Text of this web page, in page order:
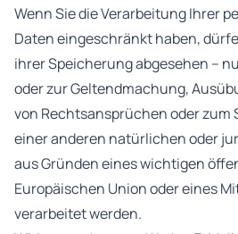
Wenn Sie die Verarbeitung Ihrer
Daten eingeschränkt haben,
ihrer Speicherung abgesehen –
oder zur Geltendmachung,
von Rechtsansprüchen oder zum
einer anderen natürlichen oder
aus Gründen eines wichtigen
Europäischen Union oder eines
verarbeitet werden.